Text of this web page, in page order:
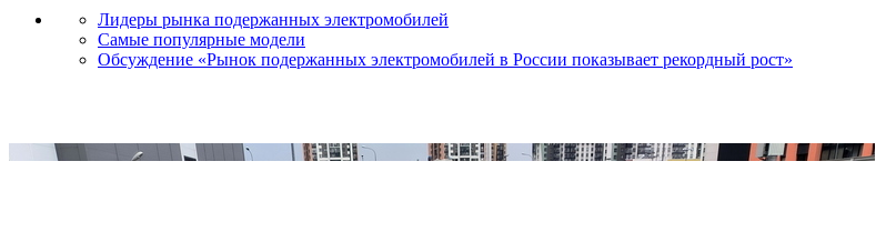
Лидеры рынка подержанных электромобилей
Самые популярные модели
Обсуждение «Рынок подержанных электромобилей в России показывает рекордный рост»